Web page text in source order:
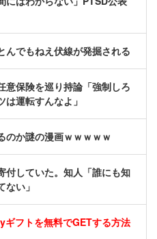
んでもねえ伏線が発掘される
意保険を巡り持論「強制しろ
運転すんなよ」
のか謎の漫画ｗｗｗｗｗ
付していた。知人「誰にも知
い」
フトを無料でGETする方法